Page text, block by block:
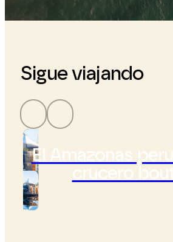
Sigue viajando
El Amazonas
crucero